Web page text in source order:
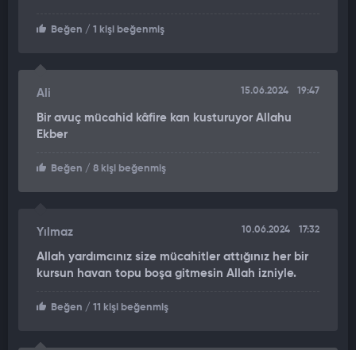
Beğen / 1 kişi beğenmiş
Ali 15.06.2024 19:47
Bir avuç mücahid kâfire kan kusturuyor Allahu
Ekber
Beğen / 8 kişi beğenmiş
Yılmaz 10.06.2024 17:32
Allah yardımcınız size mücahitler attığınız her bir
kursun havan topu boşa gitmesin Allah izniyle.
Beğen / 11 kişi beğenmiş